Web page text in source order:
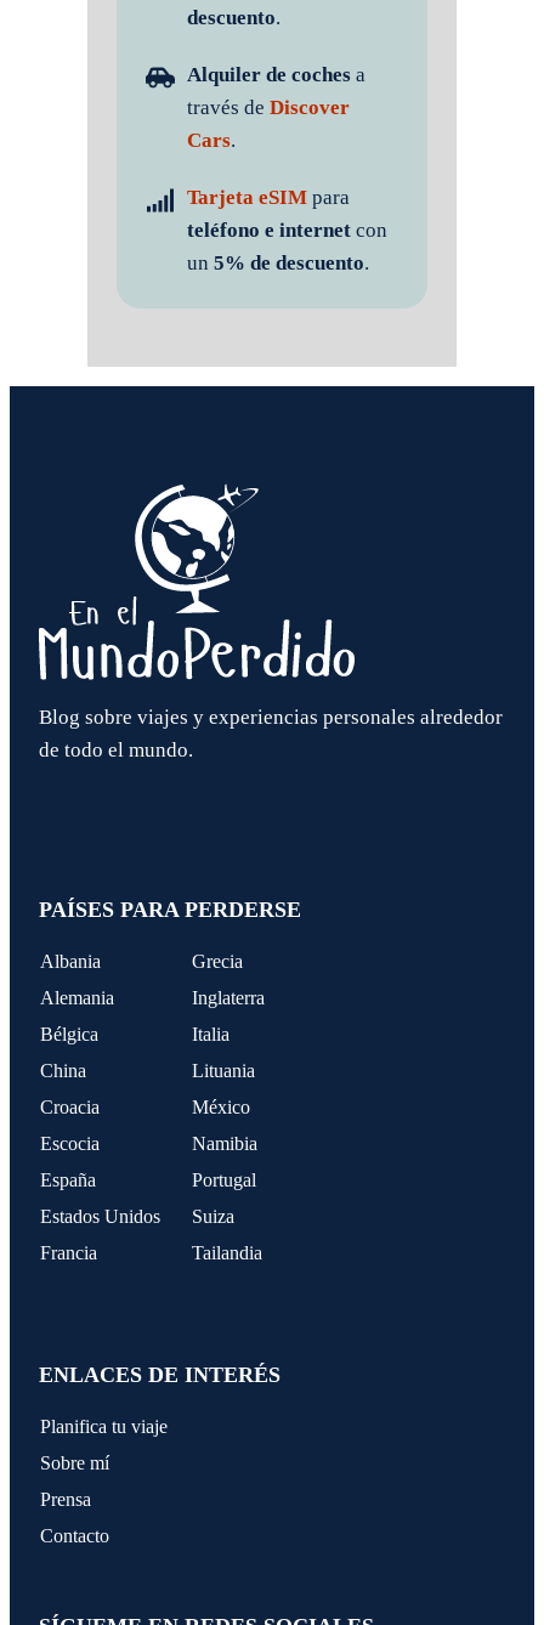
descuento.
Alquiler de coches a
través de Discover
Cars.
Tarjeta eSIM para
teléfono e internet con
un 5% de descuento.
Blog sobre viajes y experiencias personales alrededor
de todo el mundo.
PAÍSES PARA PERDERSE
Albania
Alemania
Bélgica
China
Croacia
Escocia
España
Estados Unidos
Francia
Grecia
Inglaterra
Italia
Lituania
México
Namibia
Portugal
Suiza
Tailandia
ENLACES DE INTERÉS
Planifica tu viaje
Sobre mí
Prensa
Contacto